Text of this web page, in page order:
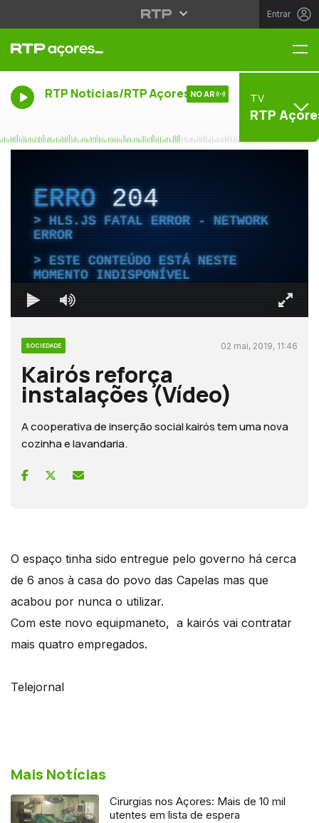
Entrar
RTP Noticias/RTP Açores NO AR TV
RTP
ERRO204
HLS.JS FATAL ERROR - NETWORK
ERROR
ESTE CONTEÚDO ESTÁ NESTE
MOMENTO INDISPONÍVEL
SOCIEDADE 02 mai, 2019, 11:46
Kairós reforça
instalações (Vídeo)
A cooperativa de inserção social kairós tem uma nova
cozinha e lavandaria.
O espaço tinha sido entregue pelo governo há cerca
de 6 anos à casa do povo das Capelas mas que
acabou por nunca o utilizar.
Com este novo equipmaneto, a kairós vai contratar
mais quatro empregados.
Telejornal
Mais Notícias
Cirurgias nos Açores: Mais de 10 mil
utentes em lista de espera